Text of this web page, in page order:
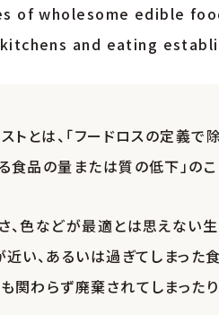
of wholesome edible
and eating
ストとは、「フードロスの定義
食品の量または質の低下」のこ
、色などが最適とは思えない
近い、あるいは過ぎてしまっ
関わらず廃棄されてしまった